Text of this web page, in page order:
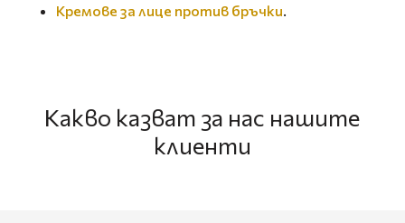
Кремове за лице против бръчки.
Какво казват за нас нашите
клиенти